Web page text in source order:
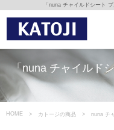
「nuna チャイルドシート
「nuna チャイルド
HOME カトージの商品 nuna チ